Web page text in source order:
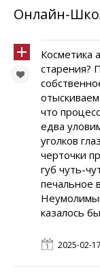
Онлайн-
Косметика
старения?
что
едва
уголков
черточки
губ чуть-
печальное
казалось
2025-02-